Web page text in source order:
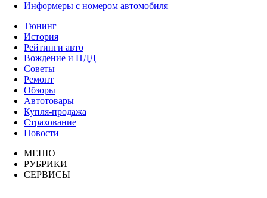
Информеры с номером автомобиля
Тюнинг
История
Рейтинги авто
Вождение и ПДД
Советы
Ремонт
Обзоры
Автотовары
Купля-продажа
Страхование
Новости
МЕНЮ
РУБРИКИ
СЕРВИСЫ